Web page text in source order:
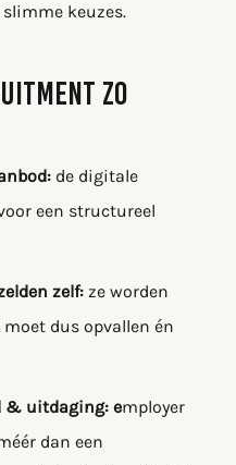
keuzes.
ZO
de digitale
een structureel
zelf: ze worden
dus opvallen én
& uitdaging: employer
dan een